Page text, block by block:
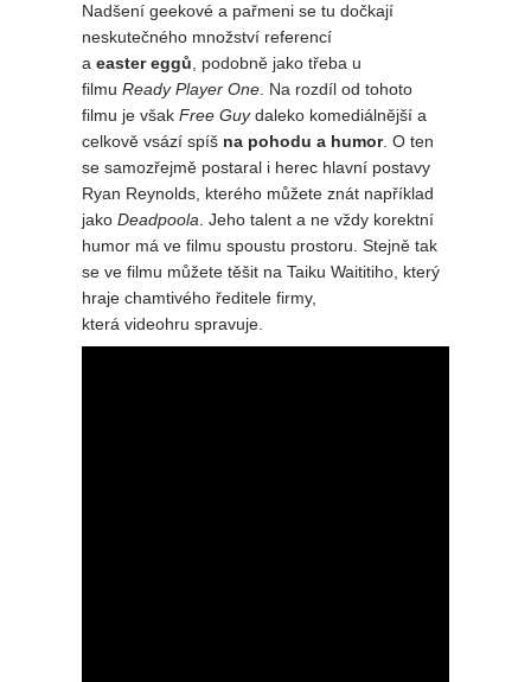
Nadšení geekové a pařmeni se tu dočkají
neskutečného množství referencí
a easter eggů, podobně jako třeba u
filmu Ready Player One. Na rozdíl od tohoto
filmu je však Free Guydaleko komediálnější a
celkově vsází spíš na pohodu a humor. O ten
se samozřejmě postaral i herec hlavní postavy
Ryan Reynolds, kterého můžete znát například
jako Deadpoola. Jeho talent a ne vždy korektní
humor má ve filmu spoustu prostoru. Stejně tak
se ve filmu můžete těšit na Taiku Waititiho, který
hraje chamtivého ředitele firmy,
která videohru spravuje.